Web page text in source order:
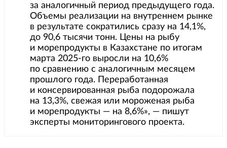
за аналогичный период предыдущего года.
Объемы реализации на внутреннем рынке
в результате сократились сразу на 14,1%,
до 90,6 тысячи тонн. Цены на рыбу
и морепродукты в Казахстане по итогам
марта 2025-го выросли на 10,6%
по сравнению с аналогичным месяцем
прошлого года. Переработанная
и консервированная рыба подорожала
на 13,3%, свежая или мороженая рыба
и морепродукты — на 8,6%», — пишут
эксперты мониторингового проекта.